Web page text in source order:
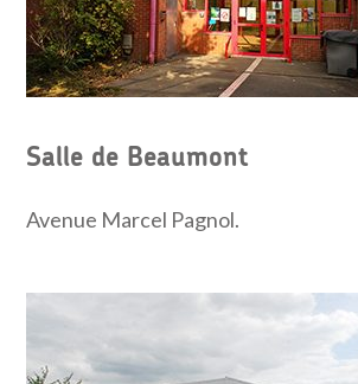
Salle de Beaumont
Avenue Marcel Pagnol.